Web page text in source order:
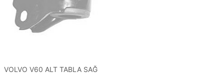
VOLVO V60 ALT TABLA SAĞ